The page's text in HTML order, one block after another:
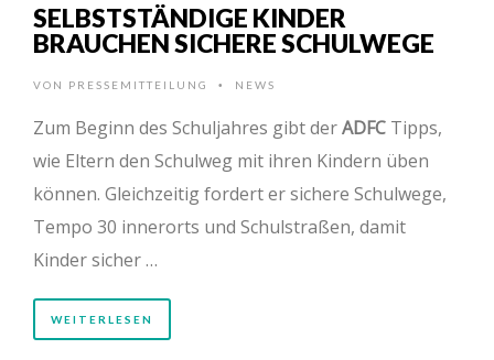
SELBSTSTÄNDIGE KINDER
BRAUCHEN SICHERE SCHULWEGE
VON PRESSEMITTEILUNG • NEWS
Zum Beginn des Schuljahres gibt derADFC Tipps,
wie Eltern den Schulweg mit ihren Kindern üben
können. Gleichzeitig fordert er sichere Schulwege,
Tempo 30 innerorts und Schulstraßen, damit
Kinder sicher …
WEITERLESEN